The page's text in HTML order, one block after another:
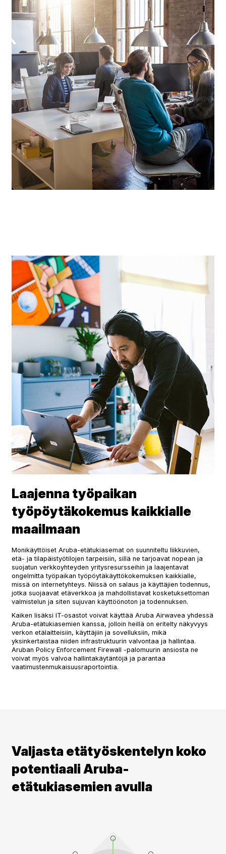
Laajenna työpaikan
työpöytäkokemus kaikkialle
maailmaan
Monikäyttöiset Aruba-etätukiasemat on suunniteltu liikkuvien,
etä- ja tilapäistyötilojen tarpeisiin, sillä ne tarjoavat nopean ja
suojatun verkkoyhteyden yritysresursseihin ja laajentavat
ongelmitta työpaikan työpöytäkäyttökokemuksen kaikkialle,
missä on internetyhteys. Niissä on salaus ja käyttäjien todennus,
jotka suojaavat etäverkkoa ja mahdollistavat kosketuksettoman
valmistelun ja siten sujuvan käyttöönoton ja todennuksen.
Kaiken lisäksi IT-osastot voivat käyttää Aruba Airwavea yhdessä
Aruba-etätukiasemien kanssa, jolloin heillä on eritelty näkyvyys
verkon etälaitteisiin, käyttäjiin ja sovelluksiin, mikä
yksinkertaistaa niiden infrastruktuurin valvontaa ja hallintaa.
Aruban Policy Enforcement Firewall -palomuurin ansiosta ne
voivat myös valvoa hallintakäytäntöjä ja parantaa
vaatimustenmukaisuusraportointia.
Valjasta etätyöskentelyn koko
potentiaali Aruba-
etätukiasemien avulla